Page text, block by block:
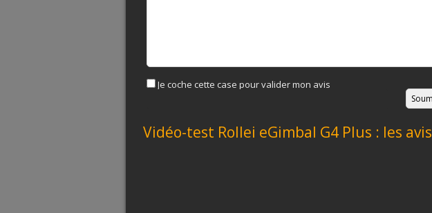
Je coche cette case pour valider mon avis
Vidéo-test Rollei eGimbal G4 Plus : les avis